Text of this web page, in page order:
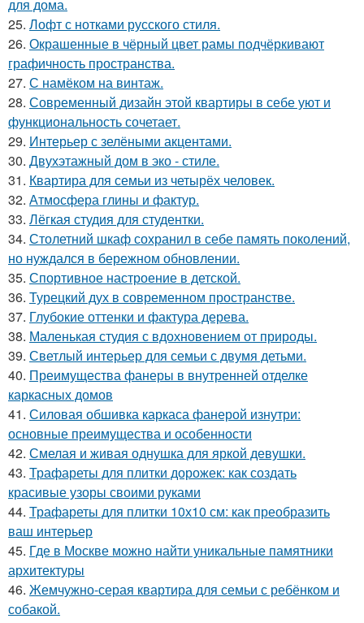
для дома.
25. Лофт с нотками русского стиля.
26. Окрашенные в чёрный цвет рамы подчёркивают
графичность пространства.
27. С намёком на винтаж.
28. Современный дизайн этой квартиры в себе уют и
функциональность сочетает.
29. Интерьер с зелёными акцентами.
30. Двухэтажный дом в эко - стиле.
31. Квартира для семьи из четырёх человек.
32. Атмосфера глины и фактур.
33. Лёгкая студия для студентки.
34. Столетний шкаф сохранил в себе память поколений,
но нуждался в бережном обновлении.
35. Спортивное настроение в детской.
36. Турецкий дух в современном пространстве.
37. Глубокие оттенки и фактура дерева.
38. Маленькая студия с вдохновением от природы.
39. Светлый интерьер для семьи с двумя детьми.
40. Преимущества фанеры в внутренней отделке
каркасных домов
41. Силовая обшивка каркаса фанерой изнутри:
основные преимущества и особенности
42. Смелая и живая однушка для яркой девушки.
43. Трафареты для плитки дорожек: как создать
красивые узоры своими руками
44. Трафареты для плитки 10х10 см: как преобразить
ваш интерьер
45. Где в Москве можно найти уникальные памятники
архитектуры
46. Жемчужно-серая квартира для семьи с ребёнком и
собакой.